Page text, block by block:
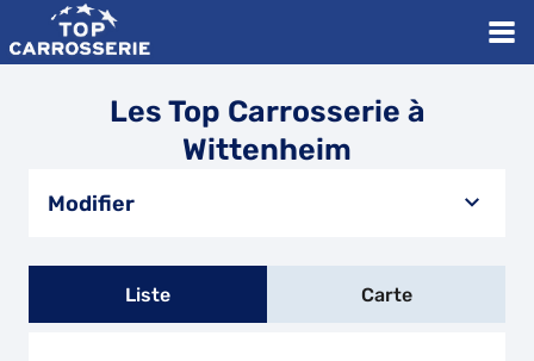
Les Top Carrosserie à
Wittenheim
Modifier
Liste Carte